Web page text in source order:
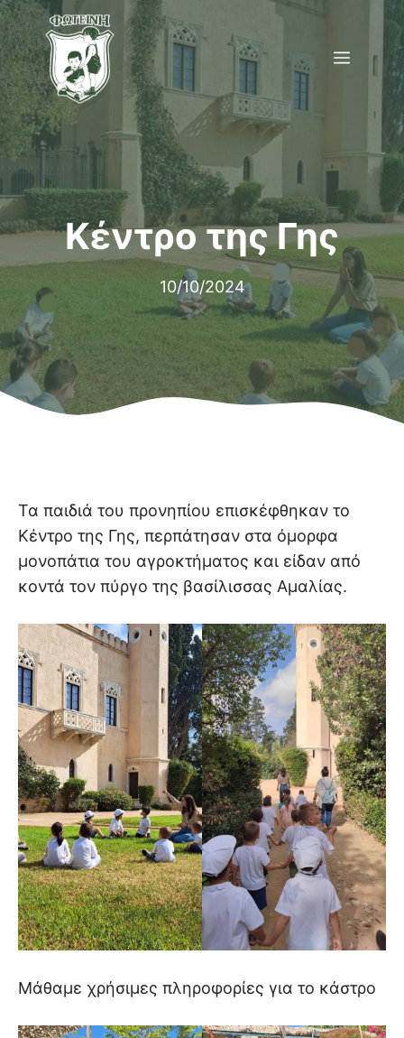
Μετάβαση
σε
περιεχόμενο
Menu
Κέντρο της Γης
10/10/2024
Τα παιδιά του προνηπίου επισκέφθηκαν το
Κέντρο της Γης, περπάτησαν στα όμορφα
μονοπάτια του αγροκτήματος και είδαν από
κοντά τον πύργο της βασίλισσας Αμαλίας.
Μάθαμε χρήσιμες πληροφορίες για το κάστρο